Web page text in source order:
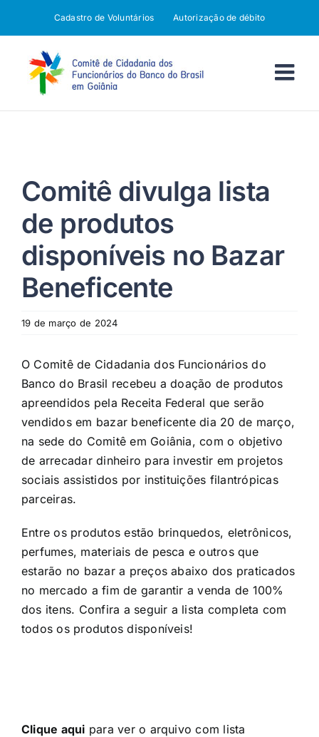
conteúdo
Cadastro de Voluntários Autorização de débito
Comitê divulga lista
de produtos
disponíveis no Bazar
Beneficente
19 de março de 2024
O Comitê de Cidadania dos Funcionários do
Banco do Brasil recebeu a doação de produtos
apreendidos pela Receita Federal que serão
vendidos em bazar beneficente dia 20 de março,
na sede do Comitê em Goiânia, com o objetivo
de arrecadar dinheiro para investir em projetos
sociais assistidos por instituições filantrópicas
parceiras.
Entre os produtos estão brinquedos, eletrônicos,
perfumes, materiais de pesca e outros que
estarão no bazar a preços abaixo dos praticados
no mercado a fim de garantir a venda de 100%
dos itens. Confira a seguir a lista completa com
todos os produtos disponíveis!
Clique aqui para ver o arquivo com lista